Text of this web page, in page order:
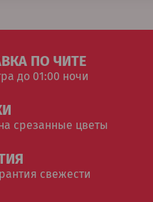
ПО ЧИТЕ
до 01:00 ночи
срезанные цветы
свежести